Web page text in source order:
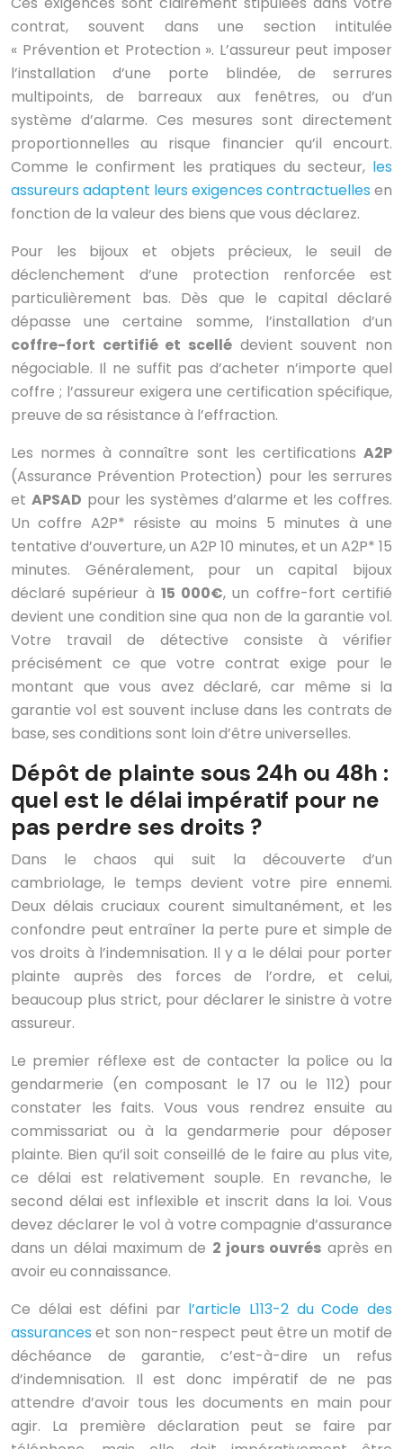
contrat, souvent dans une section intitulée
« Prévention et Protection ». L’assureur peut imposer
l’installation d’une porte blindée, de serrures
multipoints, de barreaux aux fenêtres, ou d’un
système d’alarme. Ces mesures sont directement
proportionnelles au risque financier qu’il encourt.
Comme le confirment les pratiques du secteur, les
assureurs adaptent leurs exigences contractuelles en
fonction de la valeur des biens que vous déclarez.
Pour les bijoux et objets précieux, le seuil de
déclenchement d’une protection renforcée est
particulièrement bas. Dès que le capital déclaré
dépasse une certaine somme, l’installation d’un
coffre-fort certifié et scellé devient souvent non
négociable. Il ne suffit pas d’acheter n’importe quel
coffre ; l’assureur exigera une certification spécifique,
preuve de sa résistance à l’effraction.
Les normes à connaître sont les certifications A2P
(Assurance Prévention Protection) pour les serrures
et APSAD pour les systèmes d’alarme et les coffres.
Un coffre A2P* résiste au moins 5 minutes à une
tentative d’ouverture, un A2P 10 minutes, et un A2P* 15
minutes. Généralement, pour un capital bijoux
déclaré supérieur à 15 000€, un coffre-fort certifié
devient une condition sine qua non de la garantie vol.
Votre travail de détective consiste à vérifier
précisément ce que votre contrat exige pour le
montant que vous avez déclaré, car même si la
garantie vol est souvent incluse dans les contrats de
base, ses conditions sont loin d’être universelles.
Dépôt de plainte sous 24h ou 48h :
quel est le délai impératif pour ne
pas perdre ses droits ?
Dans le chaos qui suit la découverte d’un
cambriolage, le temps devient votre pire ennemi.
Deux délais cruciaux courent simultanément, et les
confondre peut entraîner la perte pure et simple de
vos droits à l’indemnisation. Il y a le délai pour porter
plainte auprès des forces de l’ordre, et celui,
beaucoup plus strict, pour déclarer le sinistre à votre
assureur.
Le premier réflexe est de contacter la police ou la
gendarmerie (en composant le 17 ou le 112) pour
constater les faits. Vous vous rendrez ensuite au
commissariat ou à la gendarmerie pour déposer
plainte. Bien qu’il soit conseillé de le faire au plus vite,
ce délai est relativement souple. En revanche, le
second délai est inflexible et inscrit dans la loi. Vous
devez déclarer le vol à votre compagnie d’assurance
dans un délai maximum de 2 jours ouvrés après en
avoir eu connaissance.
Ce délai est défini par l’article L113-2 du Code des
assurances et son non-respect peut être un motif de
déchéance de garantie, c’est-à-dire un refus
d’indemnisation. Il est donc impératif de ne pas
attendre d’avoir tous les documents en main pour
agir. La première déclaration peut se faire par